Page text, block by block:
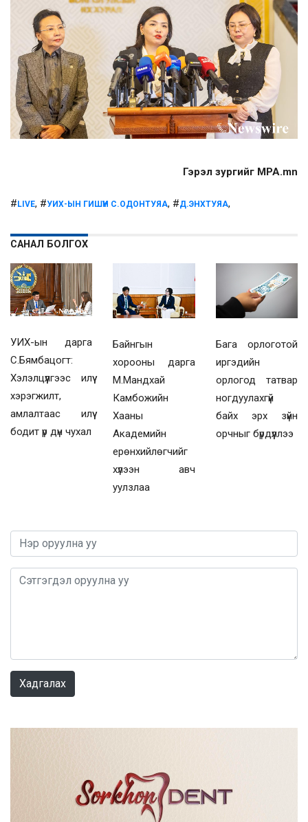
Гэрэл зургийг MPA.mn
# LIVE, #УИХ-ЫН ГИШҮҮН С.ОДОНТУЯА, #Д.ЭНХТУЯА,
САНАЛ БОЛГОХ
УИХ-ын дарга
С.Бямбацогт:
Хэлэлцүүлгээс илүү
хэрэгжилт,
амлалтаас илүү
бодит үр дүн чухал
Байнгын
хорооны дарга
М.Мандхай
Камбожийн
Хааны
Академийн
ерөнхийлөгчийг
хүлээн авч
уулзлаа
Бага орлоготой
иргэдийн
орлогод татвар
ногдуулахгүй
байх эрх зүйн
орчныг бүрдүүллээ
Хадгалах